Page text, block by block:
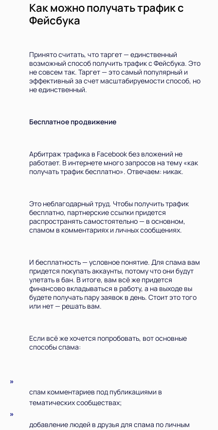
Как можно получать трафик с
Фейсбука
Принято считать, что таргет — единственный
возможный способ получить трафик с Фейсбука. Это
не совсем так. Таргет — это самый популярный и
эффективный за счет масштабируемости способ, но
не единственный.
Бесплатное продвижение
Арбитраж трафика в Facebook без вложений не
работает. В интернете много запросов на тему «как
получать трафик бесплатно». Отвечаем: никак.
Это неблагодарный труд. Чтобы получить трафик
бесплатно, партнерские ссылки придется
распространять самостоятельно — в основном,
спамом в комментариях и личных сообщениях.
И бесплатность — условное понятие. Для спама вам
придется покупать аккаунты, потому что они будут
улетать в бан. В итоге, вам всё же придется
финансово вкладываться в работу, а на выходе вы
будете получать пару заявок в день. Стоит это того
или нет — решать вам.
Если всё же хочется попробовать, вот основные
способы спама:
спам комментариев под публикациями в
тематических сообществах;
добавление людей в друзья для спама по личным